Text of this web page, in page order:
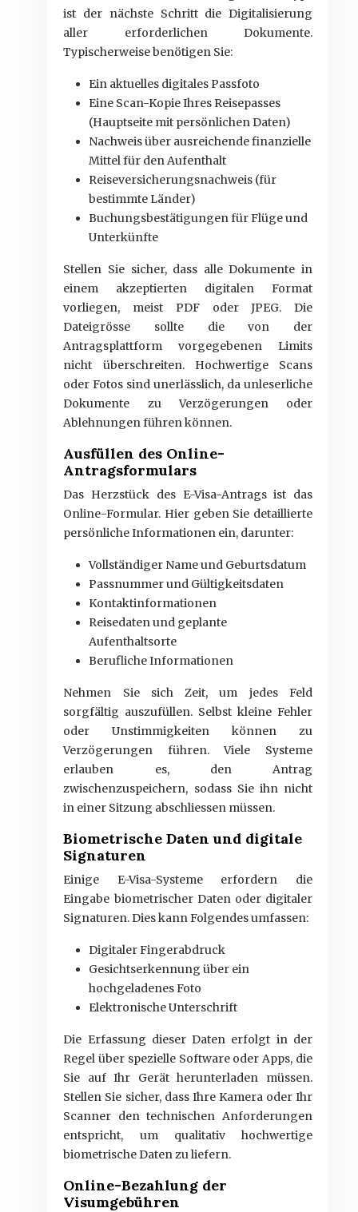
ist der nächste Schritt die Digitalisierung
aller erforderlichen Dokumente.
Typischerweise benötigen Sie:
Ein aktuelles digitales Passfoto
Eine Scan-Kopie Ihres Reisepasses
(Hauptseite mit persönlichen Daten)
Nachweis über ausreichende finanzielle
Mittel für den Aufenthalt
Reiseversicherungsnachweis (für
bestimmte Länder)
Buchungsbestätigungen für Flüge und
Unterkünfte
Stellen Sie sicher, dass alle Dokumente in
einem akzeptierten digitalen Format
vorliegen, meist PDF oder JPEG. Die
Dateigrösse sollte die von der
Antragsplattform vorgegebenen Limits
nicht überschreiten. Hochwertige Scans
oder Fotos sind unerlässlich, da unleserliche
Dokumente zu Verzögerungen oder
Ablehnungen führen können.
Ausfüllen des Online-
Antragsformulars
Das Herzstück des E-Visa-Antrags ist das
Online-Formular. Hier geben Sie detaillierte
persönliche Informationen ein, darunter:
Vollständiger Name und Geburtsdatum
Passnummer und Gültigkeitsdaten
Kontaktinformationen
Reisedaten und geplante
Aufenthaltsorte
Berufliche Informationen
Nehmen Sie sich Zeit, um jedes Feld
sorgfältig auszufüllen. Selbst kleine Fehler
oder Unstimmigkeiten können zu
Verzögerungen führen. Viele Systeme
erlauben es, den Antrag
zwischenzuspeichern, sodass Sie ihn nicht
in einer Sitzung abschliessen müssen.
Biometrische Daten und digitale
Signaturen
Einige E-Visa-Systeme erfordern die
Eingabe biometrischer Daten oder digitaler
Signaturen. Dies kann Folgendes umfassen:
Digitaler Fingerabdruck
Gesichtserkennung über ein
hochgeladenes Foto
Elektronische Unterschrift
Die Erfassung dieser Daten erfolgt in der
Regel über spezielle Software oder Apps, die
Sie auf Ihr Gerät herunterladen müssen.
Stellen Sie sicher, dass Ihre Kamera oder Ihr
Scanner den technischen Anforderungen
entspricht, um qualitativ hochwertige
biometrische Daten zu liefern.
Online-Bezahlung der
Visumgebühren